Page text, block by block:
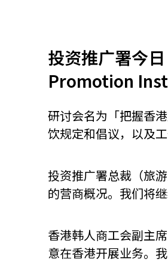
关联网站
香港家族办公室
投资推广署今
Promotion
研讨会名为「把握香
饮规定和倡议，以及
投资推广署总裁（旅
的营商概况。我们将
香港韩人商工会副主
意在香港开展业务。